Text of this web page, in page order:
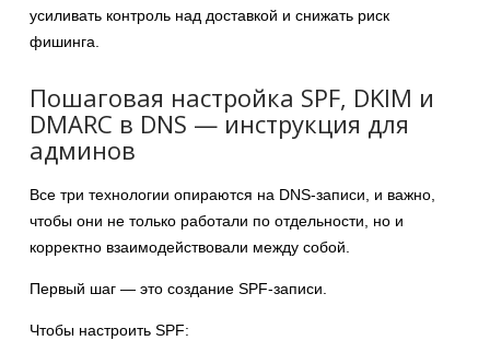
усиливать контроль над доставкой и снижать риск
фишинга.
Пошаговая настройка SPF, DKIM и
DMARC в DNS — инструкция для
админов
Все три технологии опираются на DNS-записи, и важно,
чтобы они не только работали по отдельности, но и
корректно взаимодействовали между собой.
Первый шаг — это создание SPF-записи.
Чтобы настроить SPF: